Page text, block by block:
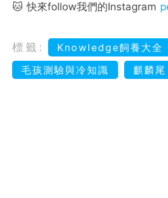
🐱 快來follow我們的Instagram
標籤: Knowledge飼養大全
毛孩測驗與冷知識
麒麟尾